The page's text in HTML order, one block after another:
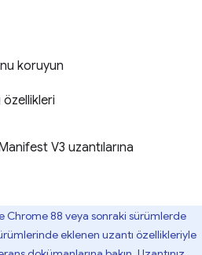
koruyun
özellikleri
V3 uzantılarına
Chrome 88 veya sonraki sürümlerde
eklenen uzantı özellikleriyle